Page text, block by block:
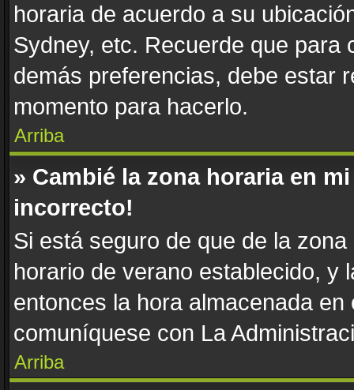
horaria de acuerdo a su
Sydney, etc. Recuerde que para
demás preferencias, debe estar
momento para hacerlo.
Arriba
» Cambié la zona horaria en
incorrecto!
Si está seguro de que de la
horario de verano establecido, y
entonces la hora almacenada
comuníquese con La
Arriba